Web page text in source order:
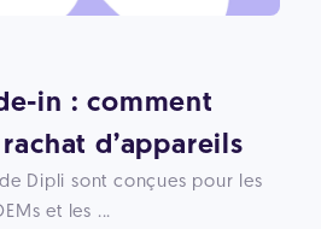
in : comment
d’appareils
Dipli sont conçues pour les
et les ...